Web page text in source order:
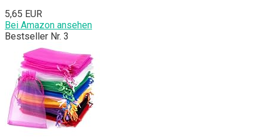
5,65 EUR
Bei Amazon ansehen
Bestseller Nr. 3